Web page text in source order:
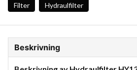
Filter Hydraulfilter
Beskrivning